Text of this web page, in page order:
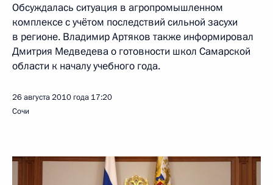
Обсуждалась ситуация в агропромышленном
комплексе с учётом последствий сильной засухи
в регионе. Владимир Артяков также информировал
Дмитрия Медведева о готовности школ Самарской
области к началу учебного года.
26 августа 2010 года 17:20
Сочи